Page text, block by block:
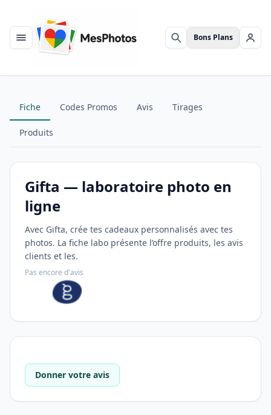
Menu Rechercher
Bons Plans Se
Fiche Codes Promos Avis Tirages
Produits
Gifta — laboratoire photo en
ligne
Avec Gifta, crée tes cadeaux personnalisés avec tes
photos. La fiche labo présente l’offre produits, les avis
clients et les.
Pas encore d'avis
Donner votre avis